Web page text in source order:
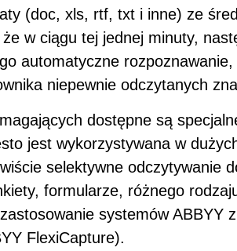
(doc, xls, rtf, txt i inne) ze
w ciągu tej jednej minuty,
automatyczne
niepewnie odczytanych
dostępne są
jest wykorzystywana w
selektywne odczytywanie
formularze, różnego
systemów ABBYY
FlexiCapture).